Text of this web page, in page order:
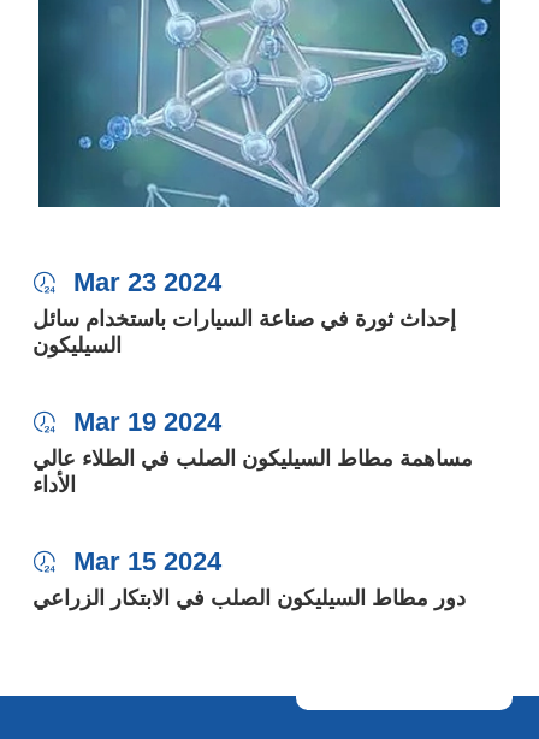
 Mar 23 2024
إحداث ثورة في صناعة السيارات باستخدام سائل
السيليكون
 Mar 19 2024
مساهمة مطاط السيليكون الصلب في الطلاء عالي
الأداء
 Mar 15 2024
دور مطاط السيليكون الصلب في الابتكار الزراعي